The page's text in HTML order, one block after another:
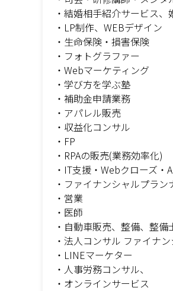
・結婚相手紹介サービス
・LP制作、WEBデザイン
・生命保険・損害保険
・フォトグラファー
・Webマーケティング
・学び方を学ぶ塾
・補助金申請業務
・アパレル販売
・収益化コンサル
・FP
・RPAの販売(業務効率化)
・IT支援・Webクローズ・
・ファイナンシャルプラン
・営業
・医師
・自動車販売、整備、整備
・法人コンサル ファイナ
・LINEマーケター
・人事労務コンサル、
・オンラインサービス